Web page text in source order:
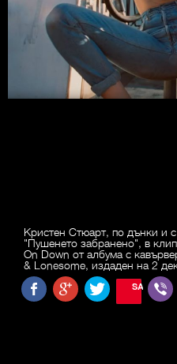
Кристен Стюарт, по дънки и
"Пушенето забранено", в
On Down от албума с
& Lonesome, издаден на 2
SAVE